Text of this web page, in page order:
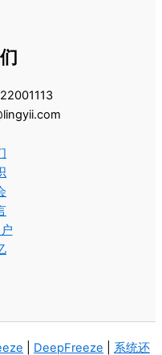
DeepFreeze 系统还